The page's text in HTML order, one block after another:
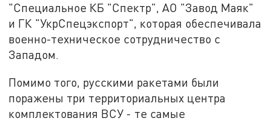
"Специальное КБ "Спектр", АО "Завод Маяк"
и ГК "УкрСпецэкспорт", которая обеспечивала
военно-техническое сотрудничество с
Западом.
Помимо того, русскими ракетами были
поражены три территориальных центра
комплектования ВСУ - те самые